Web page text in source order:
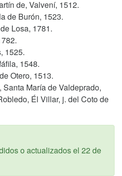
de, Valvení, 1512.
de Burón, 1523.
Losa, 1781.
1525.
1548.
Otero, 1513.
María de Valdeprado,
Él Villar, j. del Coto de
o actualizados el 22 de